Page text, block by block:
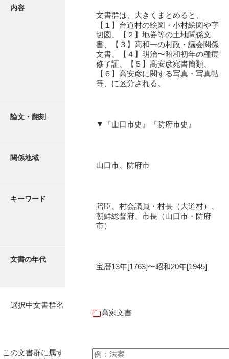
厳島神社祭礼堅田中組水上会講文書
厳島神社念仏踊堅田下組流田会講文書
伊藤家文書（須佐町）
伊藤家文書（宇部市）
井上家文書（宇部市）
井上家文書（大和町）
井上家文書（徳山市）
井下家文書（埼玉県）
内容
文書群は、大きくまとめると、
【１】台道村の絵図・小村絵図や字
切図、【２】地券等の土地関係文
書、【３】高和一の村政・議会関係
文書、【４】明治〜昭和初年の種痘
修了証、【５】高安彦宛書簡類、
【６】高安彦に関する写真・写真帖
等、に区分される。
論文・翻刻
▼『山口市史』『防府市史』
関係地域
山口市、防府市
キーワード
陪臣、村会議員・村長（大道村）、
朝鮮総督府、市長（山口市・防府
市）
文書の年代
宝暦13年[1763]〜昭和20年[1945]
選択中文書群名
高家文書
この文書群に属す